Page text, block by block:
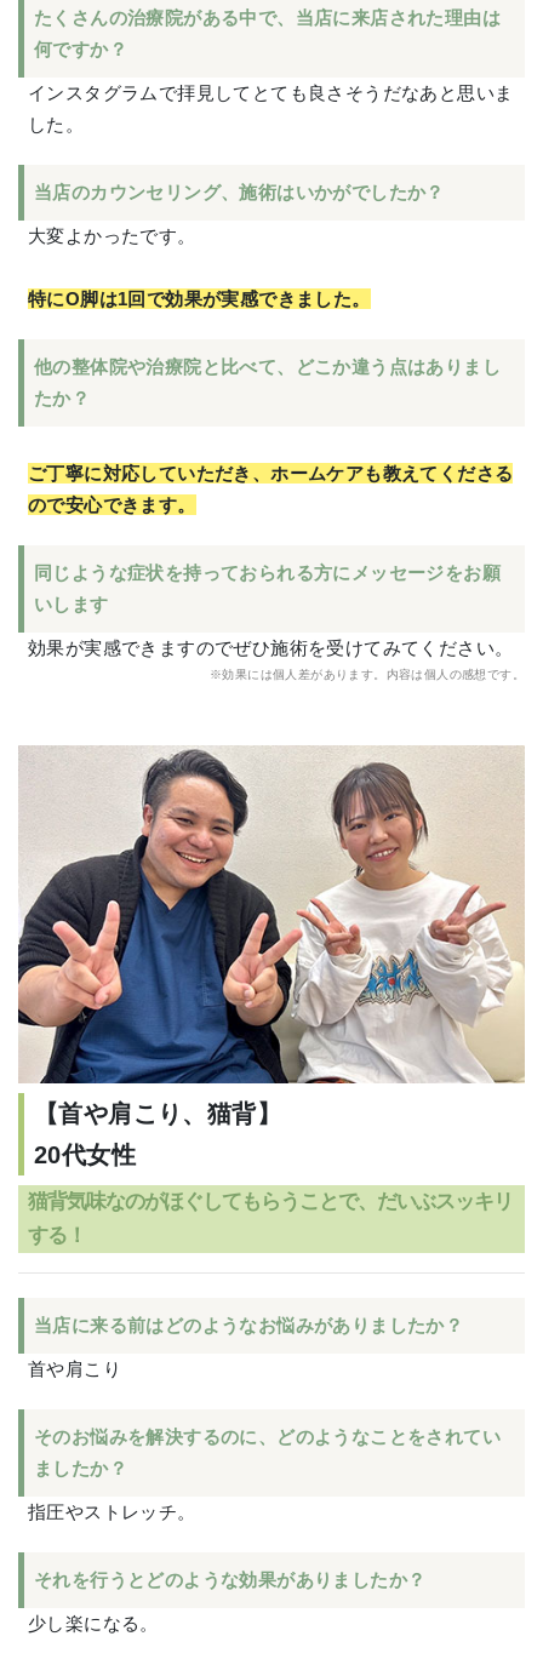
たくさんの治療院がある中で、当店に来店された理由は
何ですか？
インスタグラムで拝見してとても良さそうだなあと思いま
した。
当店のカウンセリング、施術はいかがでしたか？
大変よかったです。
特にO脚は1回で効果が実感できました。
他の整体院や治療院と比べて、どこか違う点はありまし
たか？
ご丁寧に対応していただき、ホームケアも教えてくださる
ので安心できます。
同じような症状を持っておられる方にメッセージをお願
いします
効果が実感できますのでぜひ施術を受けてみてください。
※効果には個人差があります。内容は個人の感想です。
【首や肩こり、猫背】
20代女性
猫背気味なのがほぐしてもらうことで、だいぶスッキリ
する！
当店に来る前はどのようなお悩みがありましたか？
首や肩こり
そのお悩みを解決するのに、どのようなことをされてい
ましたか？
指圧やストレッチ。
それを行うとどのような効果がありましたか？
少し楽になる。